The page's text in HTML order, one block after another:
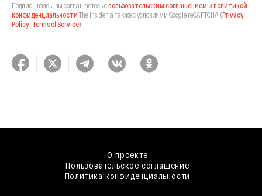
Подписываясь, вы соглашаетесь спользовательским соглашением и политикой
конфиденциальности The Insider, а также с условиями Google reCAPTCHA (Privacy
Policy, Terms of Service).
О проекте
Пользовательское соглашение
Политика конфиденциальности